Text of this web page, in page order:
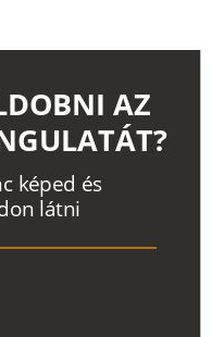
c képed és
on látni
AZ